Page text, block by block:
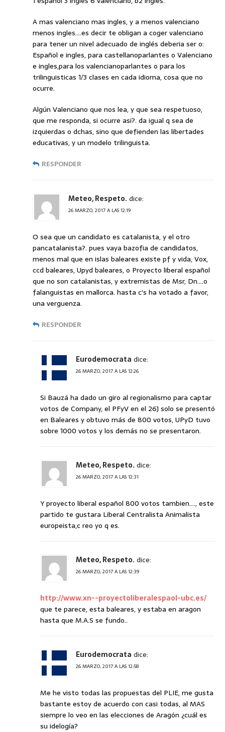
A mas valenciano mas ingles, y a menos valenciano
menos ingles….es decir te obligan a coger valenciano
para tener un nivel adecuado de inglés deberia ser o:
Español e ingles, para castellanoparlantes o Valenciano
e ingles,para los valencianoparlantes o para los
trilinguisticas 1/3 clases en cada idioma, cosa que no
ocurre.
Algún Valenciano que nos lea, y que sea respetuoso,
que me responda, si ocurre asi?. da igual q sea de
izquierdas o dchas, sino que defienden las libertades
educativas, y un modelo trilinguista.
RESPONDER
Meteo, Respeto.dice:
26 MARZO, 2017 A LAS 12:19
O sea que un candidato es catalanista, y el otro
pancatalanista?. pues vaya bazofia de candidatos,
menos mal que en islas baleares existe pf y vida, Vox,
ccd baleares, Upyd baleares, o Proyecto liberal español
que no son catalanistas, y extremistas de Msr, Dn….o
falanguistas en mallorca. hasta c's ha votado a favor,
una verguenza.
RESPONDER
Eurodemocrata dice:
26 MARZO, 2017 A LAS 12:26
Si Bauzá ha dado un giro al regionalismo para captar
votos de Company, el PFyV en el 26J solo se presentó
en Baleares y obtuvo más de 800 votos, UPyD tuvo
sobre 1000 votos y los demás no se presentaron.
Meteo, Respeto.dice:
26 MARZO, 2017 A LAS 12:31
Y proyecto liberal español 800 votos tambien…., este
partido te gustara Liberal Centralista Animalista
europeista,c reo yo q es.
Meteo, Respeto.dice:
26 MARZO, 2017 A LAS 12:39
http://www.xn--proyectoliberalespaol-ubc.es/
que te parece, esta baleares, y estaba en aragon
hasta que M.A.S se fundo..
Eurodemocrata dice:
26 MARZO, 2017 A LAS 12:58
Me he visto todas las propuestas del PLIE, me gusta
bastante estoy de acuerdo con casi todas, al MAS
siempre lo veo en las elecciones de Aragón ¿cuál es
su idelogía?